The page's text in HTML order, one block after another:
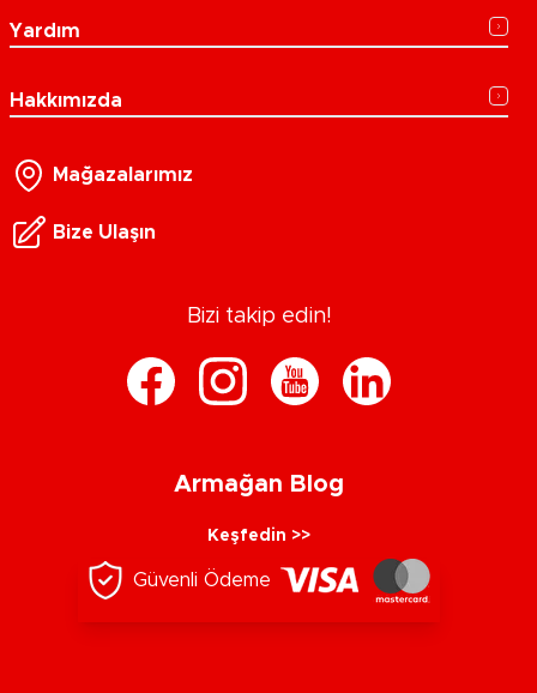
Yardım
Hakkımızda
Mağazalarımız
Bize Ulaşın
Bizi takip edin!
Armağan Blog
Keşfedin >>
Güvenli Ödeme